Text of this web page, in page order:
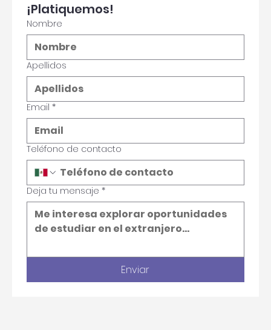
Tu experiencia está por empezar
¡Platiquemos!
Nombre
Apellidos
Email *
Teléfono de contacto
Deja tu mensaje *